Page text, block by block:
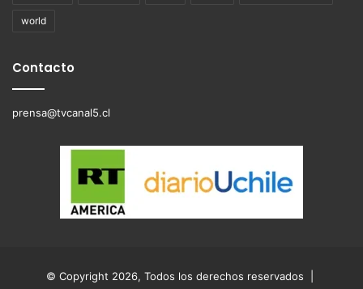
world
Contacto
prensa@tvcanal5.cl
© Copyright 2026, Todos los derechos reservados |